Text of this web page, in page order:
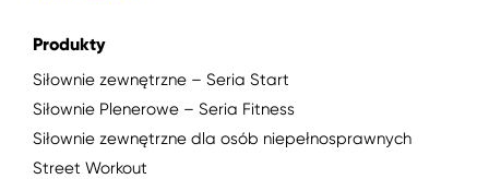
Produkty
Siłownie zewnętrzne – Seria Start
Siłownie Plenerowe – Seria Fitness
Siłownie zewnętrzne dla osób niepełnosprawnych
Street Workout